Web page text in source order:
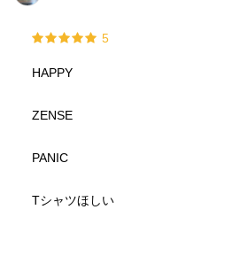
5
HAPPY
ZENSE
PANIC
Tシャツほしい